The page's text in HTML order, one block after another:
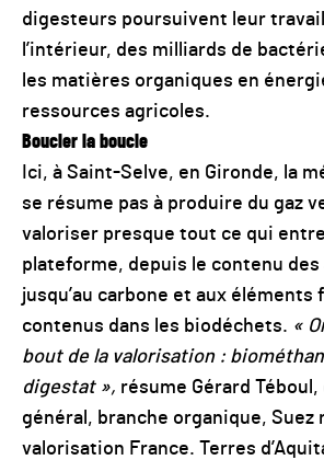
digesteurs poursuivent leur
l’intérieur, des milliards de
les matières organiques en
ressources agricoles.
Boucler la boucle
Ici, à Saint-Selve, en Gironde, la
se résume pas à produire du gaz
valoriser presque tout ce qui
plateforme, depuis le contenu
jusqu’au carbone et aux
contenus dans les biodéchets. «
bout de la valorisation :
digestat », résume Gérard
général, branche organique, Suez
valorisation France. Terres